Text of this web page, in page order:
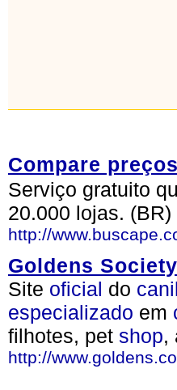
Compare
Serviço gratuito
20.000 lojas. (BR)
http://
Goldens Society
Site oficial do canil
especializado em
filhotes, pet shop,
http://